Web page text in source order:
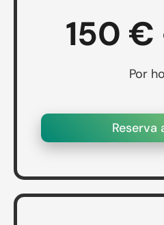
150 €
Por
Reserva